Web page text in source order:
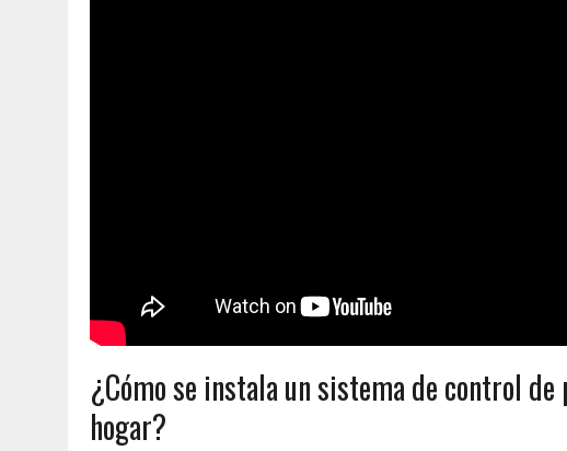
¿Cómo se instala un sistema de control
hogar?